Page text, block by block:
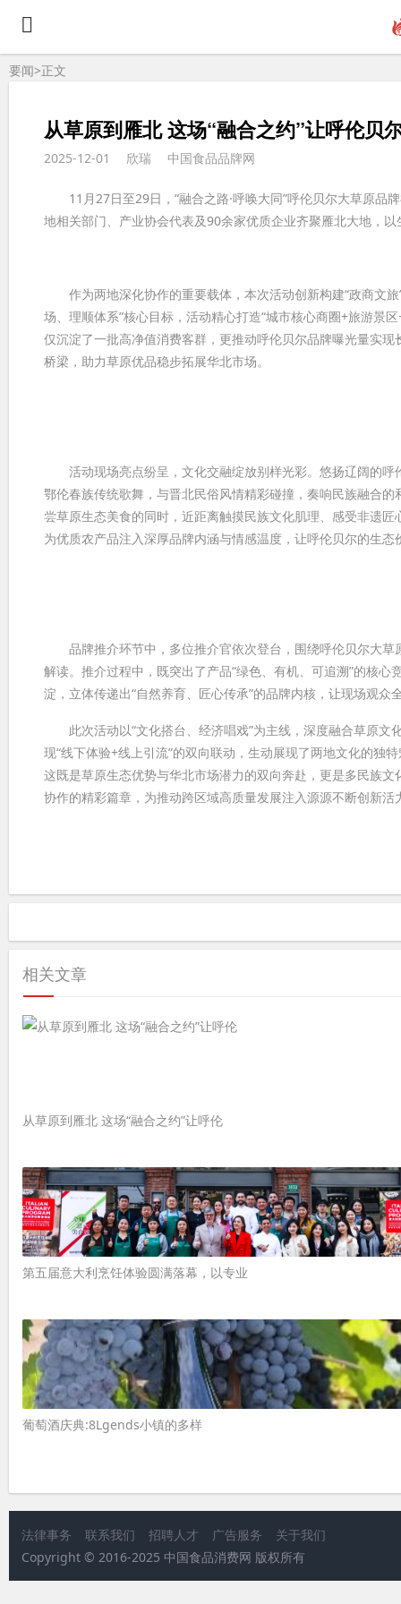
要闻>正文
从草原到雁北 这场“融合之约”让呼伦贝
2025-12-01 欣瑞 中国食品品牌网
11月27日至29日，“融合之路·呼唤大同”呼伦贝尔大草原品
地相关部门、产业协会代表及90余家优质企业齐聚雁北大地，
作为两地深化协作的重要载体，本次活动创新构建“政商文旅
场、理顺体系”核心目标，活动精心打造“城市核心商圈+旅游景
仅沉淀了一批高净值消费客群，更推动呼伦贝尔品牌曝光量实
桥梁，助力草原优品稳步拓展华北市场。
活动现场亮点纷呈，文化交融绽放别样光彩。悠扬辽阔的呼
鄂伦春族传统歌舞，与晋北民俗风情精彩碰撞，奏响民族融合
尝草原生态美食的同时，近距离触摸民族文化肌理、感受非遗
为优质农产品注入深厚品牌内涵与情感温度，让呼伦贝尔的生
品牌推介环节中，多位推介官依次登台，围绕呼伦贝尔大草
解读。推介过程中，既突出了产品“绿色、有机、可追溯”的核
淀，立体传递出“自然养育、匠心传承”的品牌内核，让现场观
此次活动以“文化搭台、经济唱戏”为主线，深度融合草原文
现“线下体验+线上引流”的双向联动，生动展现了两地文化的
这既是草原生态优势与华北市场潜力的双向奔赴，更是多民族
协作的精彩篇章，为推动跨区域高质量发展注入源源不断创新活
相关文章
从草原到雁北 这场“融合之约”让呼伦
第五届意大利烹饪体验圆满落幕，以专业
葡萄酒庆典:8Lgends小镇的多样
法律事务 联系我们 招聘人才 广告服务
关于我们
Copyright © 2016-2025 中国食品消费网 版权所有